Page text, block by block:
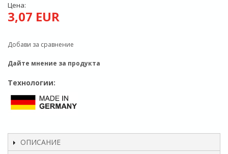
Цена:
3,07 EUR
Добави за сравнение
Дайте мнение за продукта
Технологии:
ОПИСАНИЕ